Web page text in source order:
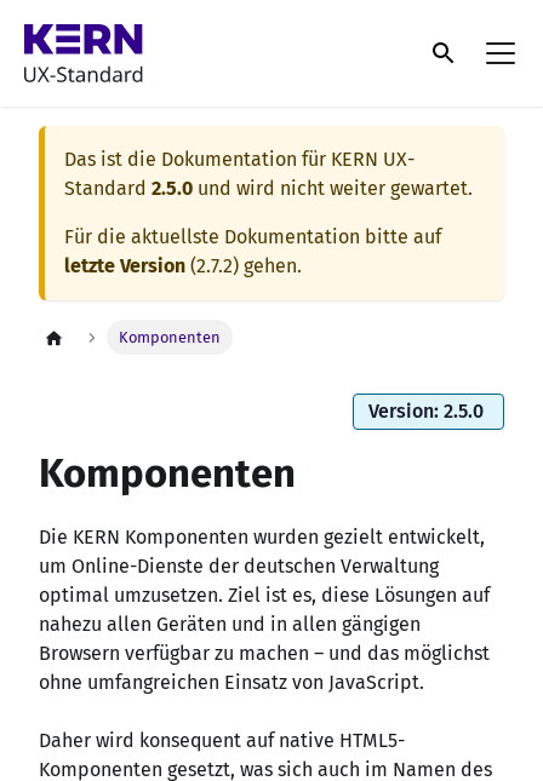
Das ist die Dokumentation für KERN UX-
Standard 2.5.0 und wird nicht weiter gewartet.
Für die aktuellste Dokumentation bitte auf
letzte Version (2.7.2) gehen.
Komponenten
Version: 2.5.0
Komponenten
Die KERN Komponenten wurden gezielt entwickelt,
um Online-Dienste der deutschen Verwaltung
optimal umzusetzen. Ziel ist es, diese Lösungen auf
nahezu allen Geräten und in allen gängigen
Browsern verfügbar zu machen – und das möglichst
ohne umfangreichen Einsatz von JavaScript.
Daher wird konsequent auf native HTML5-
Komponenten gesetzt, was sich auch im Namen des